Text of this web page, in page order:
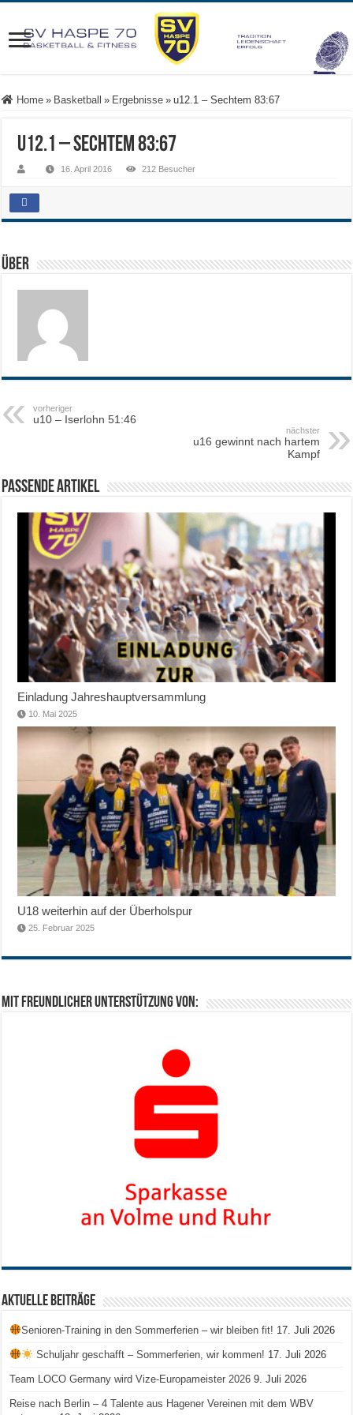
Home » Basketball » Ergebnisse » u12.1 – Sechtem 83:67
u12.1 – Sechtem 83:67
16. April 2016 212 Besucher
Über
vorheriger
u10 – Iserlohn 51:46
nächster
u16 gewinnt nach hartem
Kampf
Passende Artikel
Einladung Jahreshauptversammlung
10. Mai 2025
U18 weiterhin auf der Überholspur
25. Februar 2025
Mit freundlicher Unterstützung von:
Aktuelle Beiträge
Senioren-Training in den Sommerferien – wir bleiben fit! 17. Juli 2026
Schuljahr geschafft – Sommerferien, wir kommen! 17. Juli 2026
Team LOCO Germany wird Vize-Europameister 2026 9. Juli 2026
Reise nach Berlin – 4 Talente aus Hagener Vereinen mit dem WBV